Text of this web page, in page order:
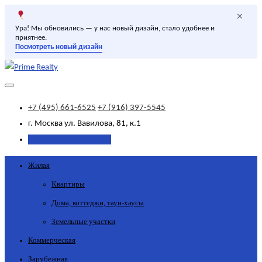
Ура! Мы обновились — у нас новый дизайн, стало удобнее и
приятнее.
Посмотреть новый дизайн
×
+7 (495) 661-6525 +7 (916) 397-5545
г. Москва ул. Вавилова, 81, к.1
Жилая
Квартиры
Дома, коттеджи, таун-хаусы
Земельные участки
Коммерческая
Зарубежная